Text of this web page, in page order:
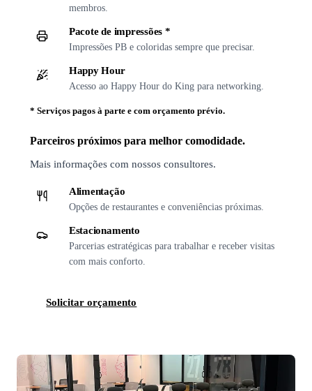
membros.
Pacote de impressões *
Impressões PB e coloridas sempre que precisar.
Happy Hour
Acesso ao Happy Hour do King para networking.
*Serviços pagos à parte e com orçamento prévio.
Parceiros próximos para melhor comodidade.
Mais informações com nossos consultores.
Alimentação
Opções de restaurantes e conveniências próximas.
Estacionamento
Parcerias estratégicas para trabalhar e receber visitas
com mais conforto.
Solicitar orçamento